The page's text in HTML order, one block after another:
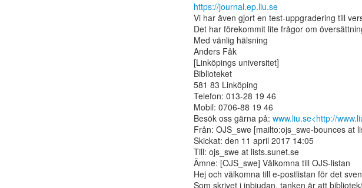
https://journal.ep.liu.se
Vi har även gjort en test-uppgradering till
Det har förekommit lite frågor om
Med vänlig hälsning
Anders Fåk
[Linköpings universitet]
Biblioteket
581 83 Linköping
Telefon: 013-28 19 46
Mobil: 0706-88 19 46
Besök oss gärna på: www.liu.se<http://
Från: OJS_swe [mailto:ojs_swe-bounces at
Skickat: den 11 april 2017 14:05
Till: ojs_swe at lists.sunet.se
Ämne: [OJS_swe] Välkomna till OJS-listan
Hej och välkomna till e-postlistan för det
Som skrivet i inbjudan, tanken är att